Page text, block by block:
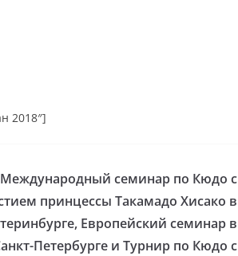
2018″]
Международный семинар по Кюдо с
принцессы Такамадо Хисако в
Европейский семинар в
Петербурге и Турнир по Кюдо с